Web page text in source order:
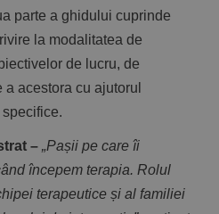
parte a ghidului cuprinde
la modalitatea de
de lucru, de
a acestora cu ajutorul
–„Pașii pe care îi
începem terapia. Rolul
terapeutice și al familiei